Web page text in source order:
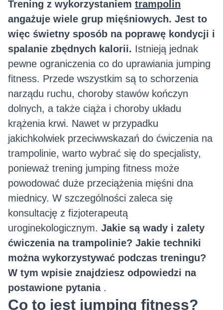
Trening z wykorzystaniem trampolin
angażuje wiele grup mięśniowych. Jest to
więc świetny sposób na poprawę kondycji i
spalanie zbędnych kalorii. Istnieją jednak
pewne ograniczenia co do uprawiania jumping
fitness. Przede wszystkim są to schorzenia
narządu ruchu, choroby stawów kończyn
dolnych, a także ciąża i choroby układu
krążenia krwi. Nawet w przypadku
jakichkolwiek przeciwwskazań do ćwiczenia na
trampolinie, warto wybrać się do specjalisty,
ponieważ trening jumping fitness może
powodować duże przeciążenia mięśni dna
miednicy. W szczególności zaleca się
konsultację z fizjoterapeutą
uroginekologicznym. Jakie są wady i zalety
ćwiczenia na trampolinie? Jakie techniki
można wykorzystywać podczas treningu?
W tym wpisie znajdziesz odpowiedzi na
postawione pytania .
Co to jest jumping fitness?